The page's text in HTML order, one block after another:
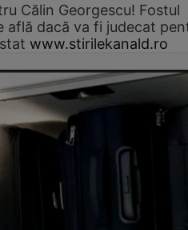
Călin Georgescu! Fostul
află dacă va fi judecat
www.stirilekanald.ro